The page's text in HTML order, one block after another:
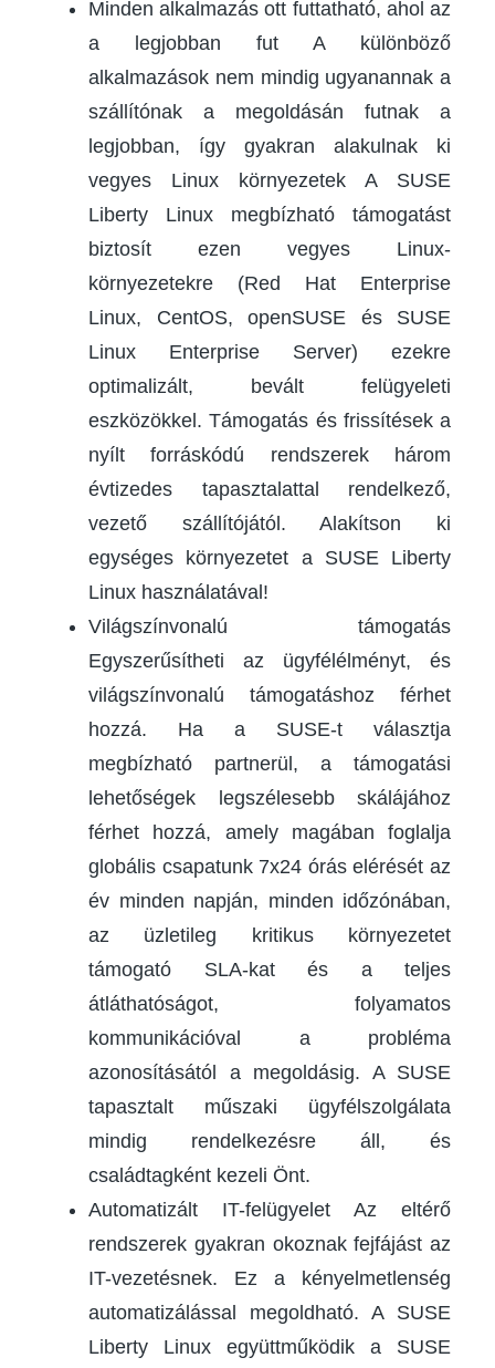
Minden alkalmazás ott futtatható, ahol az
a legjobban fut A különböző
alkalmazások nem mindig ugyanannak a
szállítónak a megoldásán futnak a
legjobban, így gyakran alakulnak ki
vegyes Linux környezetek A SUSE
Liberty Linux megbízható támogatást
biztosít ezen vegyes Linux-
környezetekre (Red Hat Enterprise
Linux, CentOS, openSUSE és SUSE
Linux Enterprise Server) ezekre
optimalizált, bevált felügyeleti
eszközökkel. Támogatás és frissítések a
nyílt forráskódú rendszerek három
évtizedes tapasztalattal rendelkező,
vezető szállítójától. Alakítson ki
egységes környezetet a SUSE Liberty
Linux használatával!
Világszínvonalú támogatás
Egyszerűsítheti az ügyfélélményt, és
világszínvonalú támogatáshoz férhet
hozzá. Ha a SUSE-t választja
megbízható partnerül, a támogatási
lehetőségek legszélesebb skálájához
férhet hozzá, amely magában foglalja
globális csapatunk 7x24 órás elérését az
év minden napján, minden időzónában,
az üzletileg kritikus környezetet
támogató SLA-kat és a teljes
átláthatóságot, folyamatos
kommunikációval a probléma
azonosításától a megoldásig. A SUSE
tapasztalt műszaki ügyfélszolgálata
mindig rendelkezésre áll, és
családtagként kezeli Önt.
Automatizált IT-felügyelet Az eltérő
rendszerek gyakran okoznak fejfájást az
IT-vezetésnek. Ez a kényelmetlenség
automatizálással megoldható. A SUSE
Liberty Linux együttműködik a SUSE